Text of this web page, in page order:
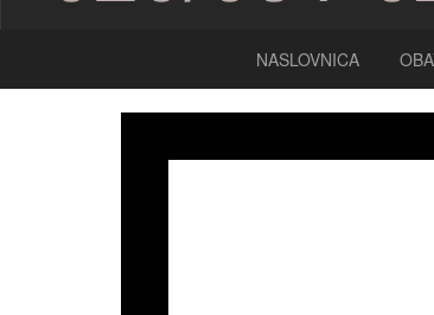
NASLOVNICA